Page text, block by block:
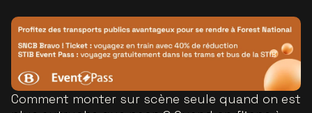
Comment monter sur scène seule quand on est